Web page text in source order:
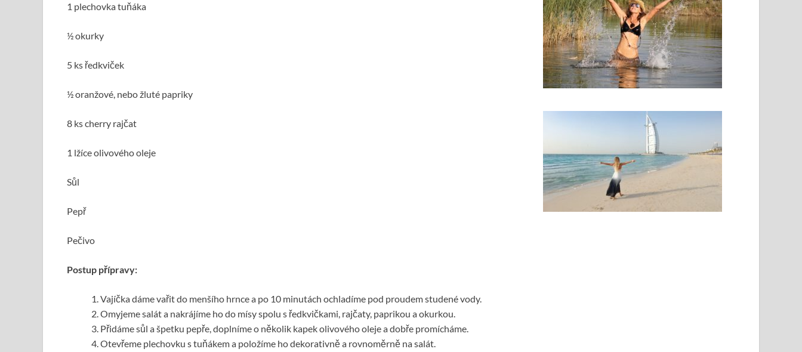
1 plechovka tuňáka
½ okurky
5 ks ředkviček
½ oranžové, nebo žluté papriky
8 ks cherry rajčat
1 lžíce olivového oleje
Sůl
Pepř
Pečivo
Postup přípravy:
Vajíčka dáme vařit do menšího hrnce a po 10 minutách ochladíme pod proudem studené vody.
Omyjeme salát a nakrájíme ho do mísy spolu s ředkvičkami, rajčaty, paprikou a okurkou.
Přidáme sůl a špetku pepře, doplníme o několik kapek olivového oleje a dobře promícháme.
Otevřeme plechovku s tuňákem a položíme ho dekorativně a rovnoměrně na salát.